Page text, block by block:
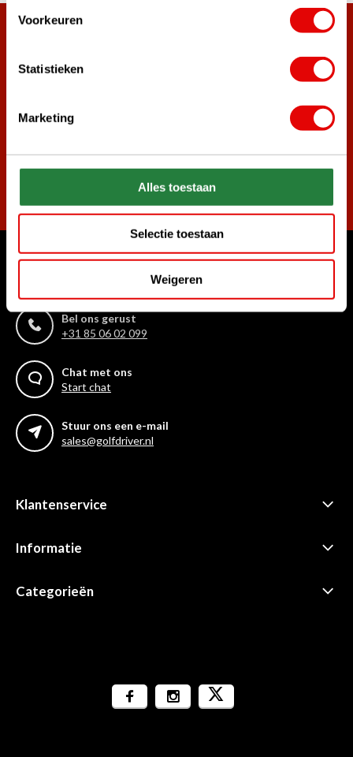
Voorkeuren
Statistieken
Marketing
Alles toestaan
Selectie toestaan
Weigeren
aangemeld.
Word ook lid van de nieuwsbrief en mis nooit meer de beste
Abonneer
Waar kunnen we u mee helpen?
Bel ons gerust
+31 85 06 02 099
Chat met ons
Start chat
Stuur ons een e-mail
sales@golfdriver.nl
Klantenservice
Informatie
Categorieën